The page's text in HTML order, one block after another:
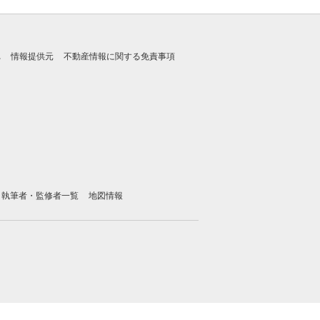
情報提供元 不動産情報に関する免責事項
執筆者・監修者一覧 地図情報